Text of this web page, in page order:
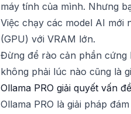
máy tính của mình. Nhưng
Việc chạy các model AI mới
(GPU) với VRAM lớn.
Đừng để rào cản phần cứng
không phải lúc nào cũng là
Ollama PRO giải quyết vấn
Ollama PRO là giải pháp